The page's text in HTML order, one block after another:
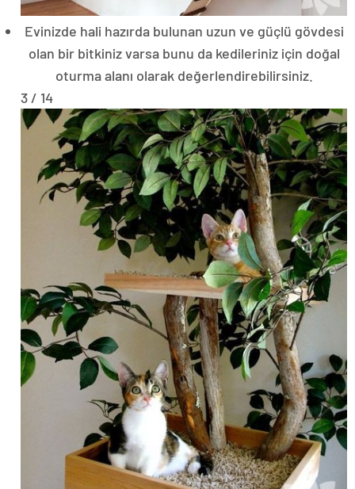
Evinizde hali hazırda bulunan uzun ve güçlü gövdesi
olan bir bitkiniz varsa bunu da kedileriniz için doğal
oturma alanı olarak değerlendirebilirsiniz.
3 / 14